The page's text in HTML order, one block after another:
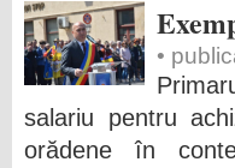
•
salariu pentru
orădene în